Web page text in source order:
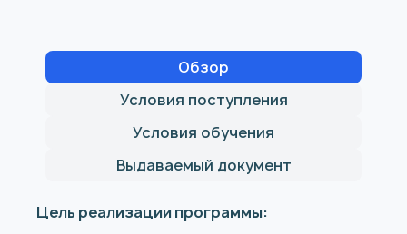
Обзор
Условия поступления
Условия обучения
Выдаваемый документ
Цель реализации программы: